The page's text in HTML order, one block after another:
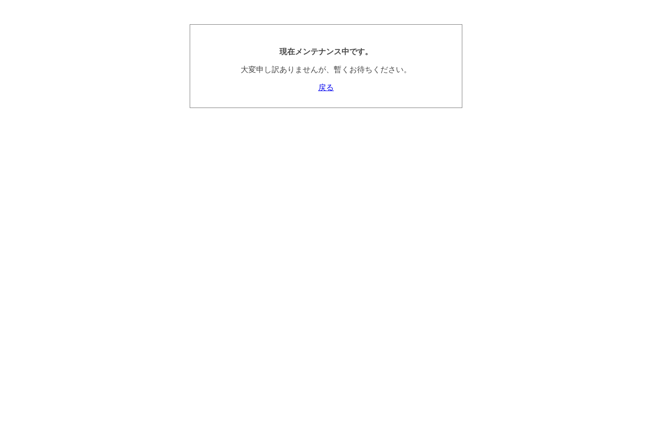
現在メンテナンス中です。
大変申し訳ありませんが、暫くお待ちください。
戻る